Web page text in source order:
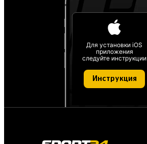
Для установки iOS
приложения
следуйте инструкции
Инструкция